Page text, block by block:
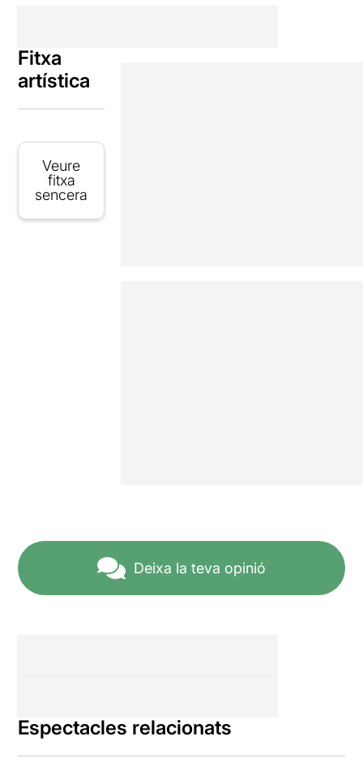
Fitxa
artística
Veure
fitxa
sencera
Deixa la teva opinió
Espectacles relacionats